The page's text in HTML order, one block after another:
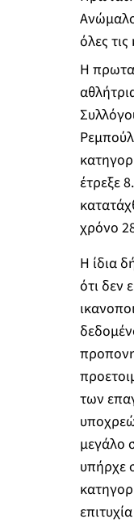
όλες
Η
έτρεξε
χρόνο
Η ίδια
ότι δεν
των
μεγάλο
υπήρχε